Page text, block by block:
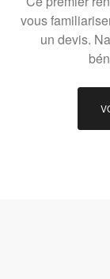
vous
un devis.